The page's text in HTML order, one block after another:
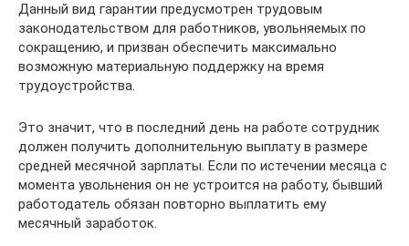
Данный вид гарантии предусмотрен трудовым
законодательством для работников, увольняемых по
сокращению, и призван обеспечить максимально
возможную материальную поддержку на время
трудоустройства.
Это значит, что в последний день на работе сотрудник
должен получить дополнительную выплату в размере
средней месячной зарплаты. Если по истечении месяца с
момента увольнения он не устроится на работу, бывший
работодатель обязан повторно выплатить ему
месячный заработок.